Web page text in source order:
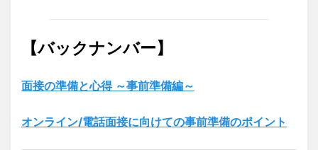
【バックナンバー】
面接の準備と心得 ～事前準備編～
オンライン/電話面接に向けての事前準備のポイント